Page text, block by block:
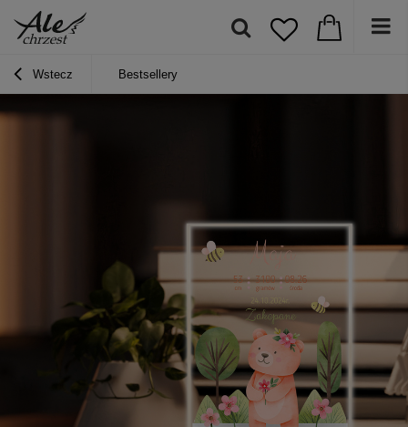
Wstecz Bestsellery